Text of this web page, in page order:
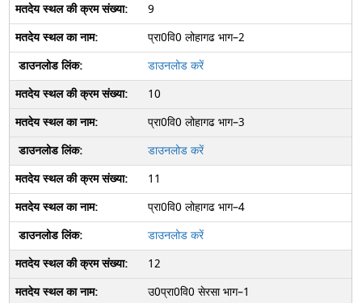
9
प्रा0वि0 लोहागढ भाग–2
डाउनलोड करें
10
प्रा0वि0 लोहागढ भाग–3
डाउनलोड करें
11
प्रा0वि0 लोहागढ भाग–4
डाउनलोड करें
12
उ0प्रा0वि0 सेरसा भाग–1